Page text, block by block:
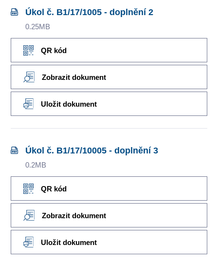
Úkol č. B1/17/1005 - doplnění 2
0.25MB
QR kód
Zobrazit dokument
Uložit dokument
Úkol č. B1/17/10005 - doplnění 3
0.2MB
QR kód
Zobrazit dokument
Uložit dokument